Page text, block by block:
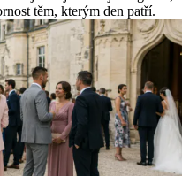
těm, kterým den patří.